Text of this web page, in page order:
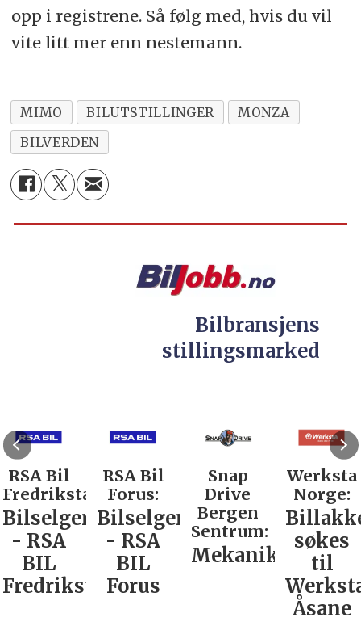
opp i registrene. Så følg med, hvis du vil
vite litt mer enn nestemann.
MIMO BILUTSTILLINGER
MONZA
BILVERDEN
Bilbransjens
stillingsmarked
RSA Bil
Fredrikstad:
Bilselger
- RSA
BIL
Fredrikstad
RSA Bil
Forus:
Bilselger
- RSA
BIL
Forus
Snap
Drive
Bergen
Sentrum:
Mekaniker
Werksta
Norge:
søkes
til
Åsane